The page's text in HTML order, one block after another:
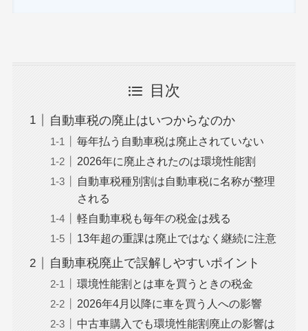
目次
自動車税の廃止はいつからなのか
毎年払う自動車税は廃止されていない
2026年に廃止されたのは環境性能割
自動車税種別割は自動車税に名称が整理
される
軽自動車税も毎年の税金は残る
13年超の重課は廃止ではなく継続に注意
自動車税廃止で誤解しやすいポイント
環境性能割とは車を買うときの税金
2026年4月以降に車を買う人への影響
中古車購入でも環境性能割廃止の影響は